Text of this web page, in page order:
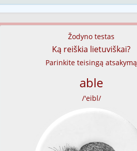
Žodyno testas
Ką reiškia lietuviškai?
Parinkite teisingą atsakymą
able
/'eibl/